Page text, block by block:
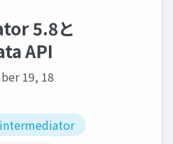
5.8と
API
19, 18